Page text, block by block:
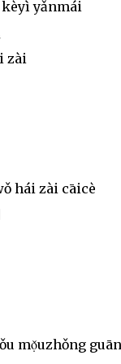
yǎnmái
zài
hái zài cāicè
mọ̌uzhǒng